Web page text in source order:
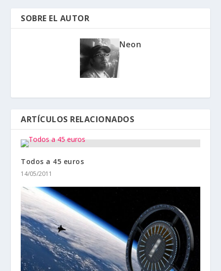
SOBRE EL AUTOR
Neon
ARTÍCULOS RELACIONADOS
Todos a 45 euros
14/05/2011